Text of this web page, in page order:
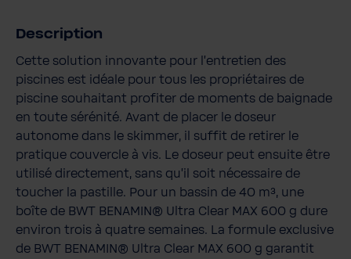
Description
Cette solution innovante pour l’entretien des
piscines est idéale pour tous les propriétaires de
piscine souhaitant profiter de moments de baignade
en toute sérénité. Avant de placer le doseur
autonome dans le skimmer, il suffit de retirer le
pratique couvercle à vis. Le doseur peut ensuite être
utilisé directement, sans qu’il soit nécessaire de
toucher la pastille. Pour un bassin de 40 m³, une
boîte de BWT BENAMIN® Ultra Clear MAX 600 g dure
environ trois à quatre semaines. La formule exclusive
de BWT BENAMIN® Ultra Clear MAX 600 g garantit